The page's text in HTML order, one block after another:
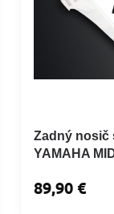
Zadný nosič
YAMAHA
89,90 €